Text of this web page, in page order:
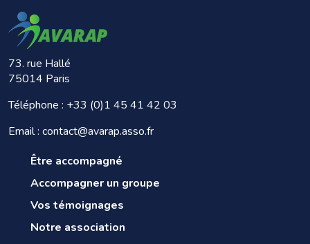
73. rue Hallé
75014 Paris
Téléphone : +33 (0)1 45 41 42 03
Email : contact@avarap.asso.fr
Être accompagné
Accompagner un groupe
Vos témoignages
Notre association